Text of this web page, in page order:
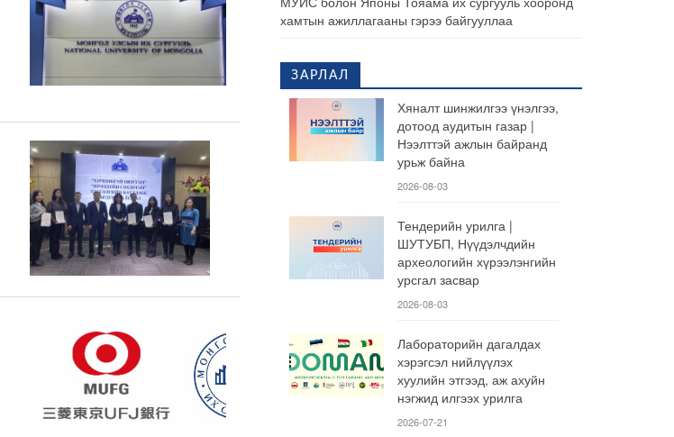
хамтын ажиллагааны гэрээ байгууллаа
ЗАРЛАЛ
Хяналт шинжилгээ үнэлгээ,
дотоод аудитын газар |
Нээлттэй ажлын байранд
урьж байна
2026-08-03
Тендерийн урилга |
ШУТУБП, Нүүдэлчдийн
археологийн хүрээлэнгийн
урсгал засвар
2026-08-03
Лабораторийн дагалдах
хэрэгсэл нийлүүлэх
хуулийн этгээд, аж ахуйн
нэгжид илгээх урилга
2026-07-21